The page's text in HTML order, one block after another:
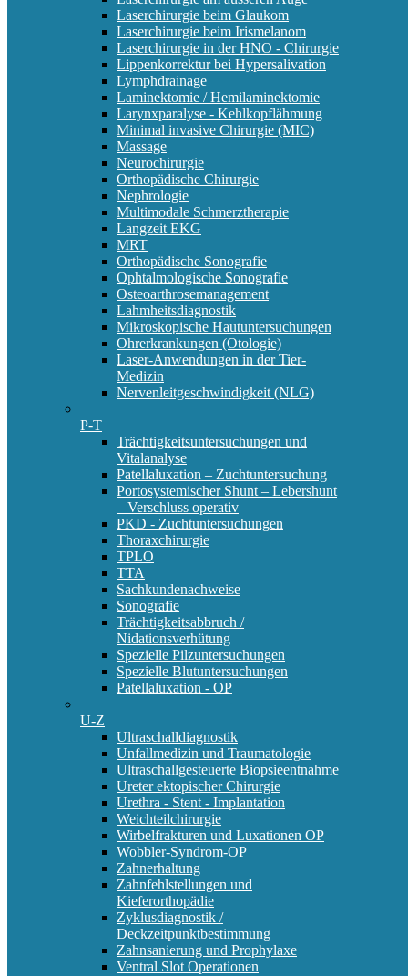
Laserchirurgie beim Glaukom
Laserchirurgie beim Irismelanom
Laserchirurgie in der HNO - Chirurgie
Lippenkorrektur bei Hypersalivation
Lymphdrainage
Laminektomie / Hemilaminektomie
Larynxparalyse - Kehlkopflähmung
Minimal invasive Chirurgie (MIC)
Massage
Neurochirurgie
Orthopädische Chirurgie
Nephrologie
Multimodale Schmerztherapie
Langzeit EKG
MRT
Orthopädische Sonografie
Ophtalmologische Sonografie
Osteoarthrosemanagement
Lahmheitsdiagnostik
Mikroskopische Hautuntersuchungen
Ohrerkrankungen (Otologie)
Laser-Anwendungen in der Tier-
Medizin
Nervenleitgeschwindigkeit (NLG)
P-T
Trächtigkeitsuntersuchungen und
Vitalanalyse
Patellaluxation – Zuchtuntersuchung
Portosystemischer Shunt – Lebershunt
– Verschluss operativ
PKD - Zuchtuntersuchungen
Thoraxchirurgie
TPLO
TTA
Sachkundenachweise
Sonografie
Trächtigkeitsabbruch /
Nidationsverhütung
Spezielle Pilzuntersuchungen
Spezielle Blutuntersuchungen
Patellaluxation - OP
U-Z
Ultraschalldiagnostik
Unfallmedizin und Traumatologie
Ultraschallgesteuerte Biopsieentnahme
Ureter ektopischer Chirurgie
Urethra - Stent - Implantation
Weichteilchirurgie
Wirbelfrakturen und Luxationen OP
Wobbler-Syndrom-OP
Zahnerhaltung
Zahnfehlstellungen und
Kieferorthopädie
Zyklusdiagnostik /
Deckzeitpunktbestimmung
Zahnsanierung und Prophylaxe
Ventral Slot Operationen